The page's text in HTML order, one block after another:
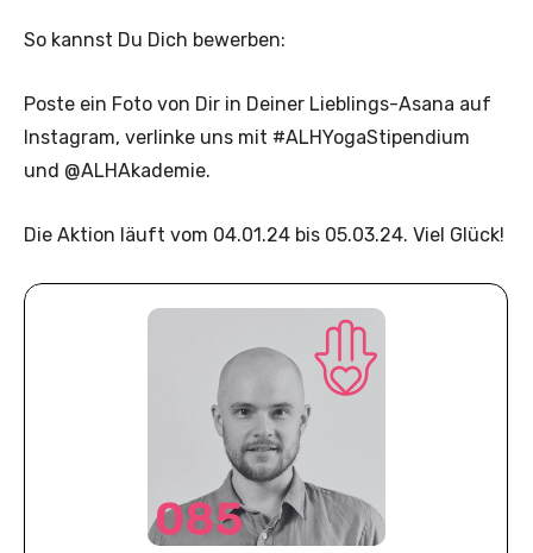
So kannst Du Dich bewerben:
Poste ein Foto von Dir in Deiner Lieblings-Asana auf
Instagram, verlinke uns mit #ALHYogaStipendium
und @ALHAkademie.
Die Aktion läuft vom 04.01.24 bis 05.03.24. Viel Glück!